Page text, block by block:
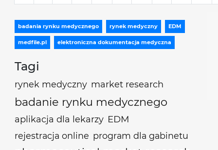
badania rynku medycznego rynek medyczny EDM
medfile.pl elektroniczna dokumentacja medyczna
Tagi
rynek medyczny market research
badanie rynku medycznego
aplikacja dla lekarzy EDM
rejestracja online program dla gabinetu